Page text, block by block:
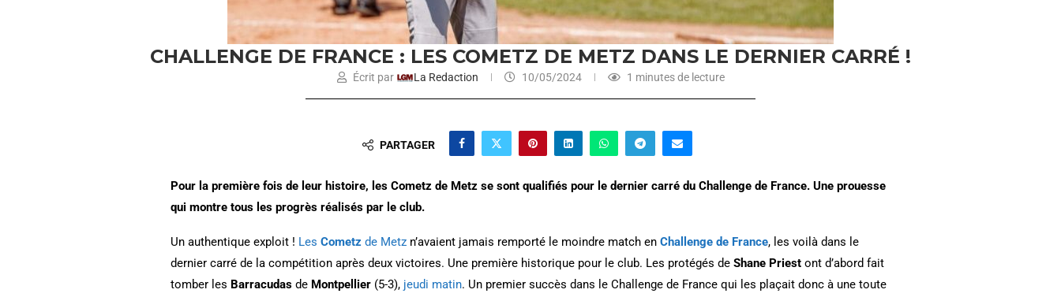
CHALLENGE DE FRANCE : LES COMETZ DE METZ DANS LE DERNIER CARRÉ !
Écrit par La Redaction 10/05/2024 1 minutes de lecture
PARTAGER
Pour la première fois de leur histoire, les Cometz de Metz se sont qualifiés pour le dernier carré du Challenge de France. Une prouesse
qui montre tous les progrès réalisés par le club.
Un authentique exploit ! Les Cometz de Metz n’avaient jamais remporté le moindre match en Challenge de France, les voilà dans le
dernier carré de la compétition après deux victoires. Une première historique pour le club. Les protégés de Shane Priest ont d’abord fait
tomber les Barracudas de Montpellier (5-3), jeudi matin. Un premier succès dans le Challenge de France qui les plaçait donc à une toute